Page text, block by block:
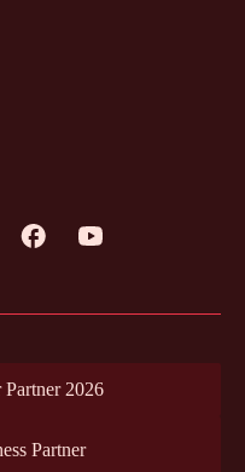
Partner 2026
Partner